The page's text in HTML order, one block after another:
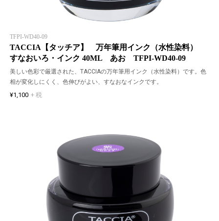
TFPI-WD40-09
TACCIA【タッチア】 万年筆用インク（水性染料）
すなおいろ・インク 40ML あお TFPI-WD40-09
美しい色彩で厳選された、TACCIAの万年筆用インク（水性染料）です。色
相が変化しにくく、色伸びがよい、すなおなインクです。
¥1,100 + 税